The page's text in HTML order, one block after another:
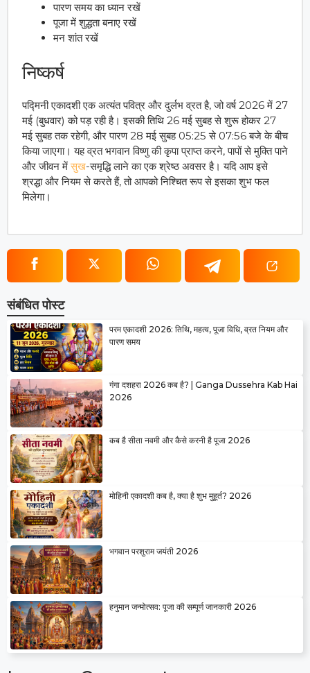
पारण समय का ध्यान रखें
पूजा में शुद्धता बनाए रखें
मन शांत रखें
निष्कर्ष
पद्मिनी एकादशी एक अत्यंत पवित्र और दुर्लभ व्रत है, जो वर्ष 2026 में 27
मई (बुधवार) को पड़ रही है। इसकी तिथि 26 मई सुबह से शुरू होकर 27
मई सुबह तक रहेगी, और पारण 28 मई सुबह 05:25 से 07:56 बजे के बीच
किया जाएगा। यह व्रत भगवान विष्णु की कृपा प्राप्त करने, पापों से मुक्ति पाने
और जीवन मेंसुख-समृद्धि लाने का एक श्रेष्ठ अवसर है। यदि आप इसे
श्रद्धा और नियम से करते हैं, तो आपको निश्चित रूप से इसका शुभ फल
मिलेगा।
संबंधित पोस्ट
परम एकादशी 2026: तिथि, महत्व, पूजा विधि, व्रत नियम और
पारण समय
गंगा दशहरा 2026 कब है? | Ganga Dussehra Kab Hai
2026
कब है सीता नवमी और कैसे करनी है पूजा 2026
मोहिनी एकादशी कब है, क्या है शुभ मुहूर्त? 2026
भगवान परशुराम जयंती 2026
हनुमान जन्मोत्सव: पूजा की सम्पूर्ण जानकारी 2026